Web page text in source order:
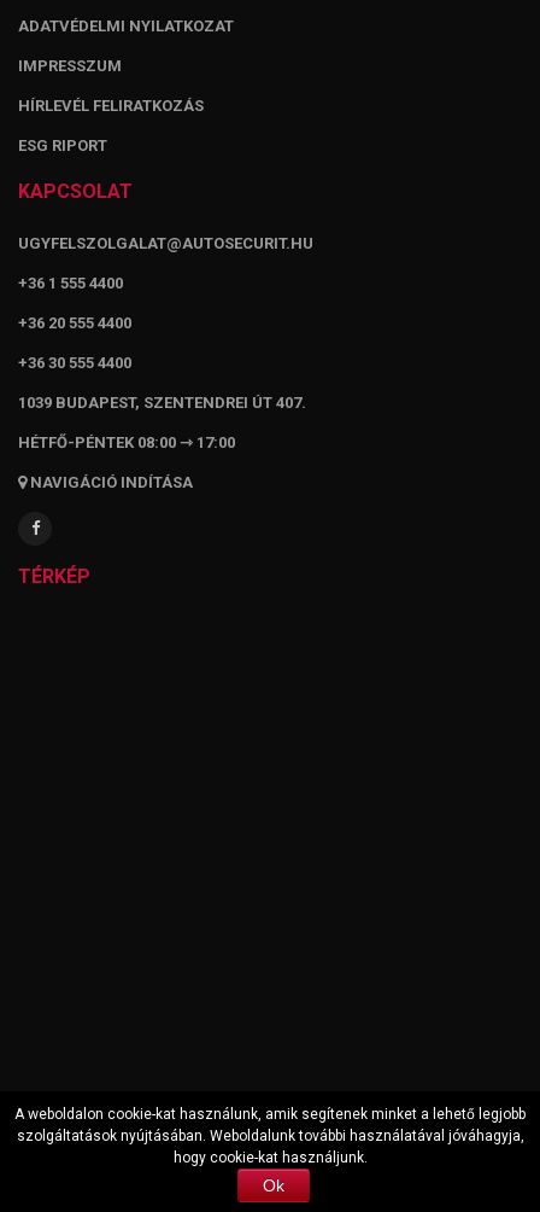
ADATVÉDELMI NYILATKOZAT
IMPRESSZUM
HÍRLEVÉL FELIRATKOZÁS
ESG RIPORT
KAPCSOLAT
UGYFELSZOLGALAT@AUTOSECURIT.HU
+36 1 555 4400
+36 20 555 4400
+36 30 555 4400
1039 BUDAPEST, SZENTENDREI ÚT 407.
HÉTFŐ-PÉNTEK 08:00 ⇾ 17:00
NAVIGÁCIÓ INDÍTÁSA
TÉRKÉP
Copyright © 2000-2022 Auto Securit Zrt. All Rights Reserved
A weboldalon cookie-kat használunk, amik segítenek minket a lehető legjobb
szolgáltatások nyújtásában. Weboldalunk további használatával jóváhagyja,
hogy cookie-kat használjunk.
Ok